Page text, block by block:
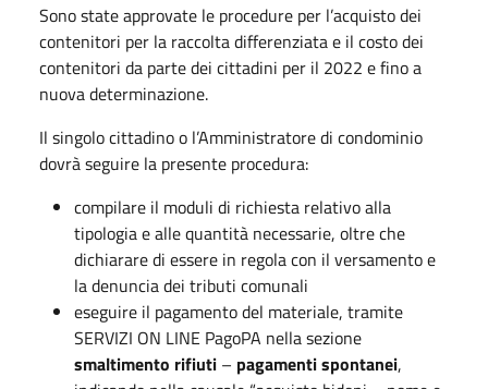
Sono state approvate le procedure per l’acquisto dei
contenitori per la raccolta differenziata e il costo dei
contenitori da parte dei cittadini per il 2022 e fino a
nuova determinazione.
Il singolo cittadino o l’Amministratore di condominio
dovrà seguire la presente procedura:
compilare il moduli di richiesta relativo alla
tipologia e alle quantità necessarie, oltre che
dichiarare di essere in regola con il versamento e
la denuncia dei tributi comunali
eseguire il pagamento del materiale, tramite
SERVIZI ON LINE PagoPA nella sezione
smaltimento rifiuti – pagamenti spontanei,